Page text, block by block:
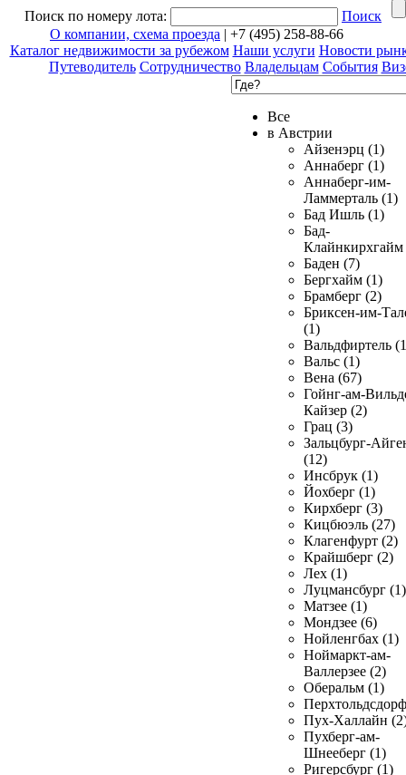
Поиск по номеру лота:
Поиск
О компании, схема проезда | +7 (495) 258-88-66
Каталог недвижимости за рубежом Наши услуги Новости
Путеводитель Сотрудничество Владельцам События
Все
в Австрии
Айзенэрц (1)
Аннаберг (1)
Аннаберг-им-
Ламмерталь (1)
Бад Ишль (1)
Бад-
Клайнкирхгайм
Баден (7)
Бергхайм (1)
Брамберг (2)
Бриксен-им-
(1)
Вальдфиртель
Вальс (1)
Вена (67)
Гойнг-ам-
Кайзер (2)
Грац (3)
Зальцбург-
(12)
Инсбрук (1)
Йохберг (1)
Кирхберг (3)
Кицбюэль (27)
Клагенфурт (2)
Крайшберг (2)
Лех (1)
Луцмансбург (1)
Матзее (1)
Мондзее (6)
Нойленгбах (1)
Ноймаркт-ам-
Валлерзее (2)
Оберальм (1)
Пух-Халлайн
Пухберг-ам-
Шнееберг (1)
Ригерсбург (1)